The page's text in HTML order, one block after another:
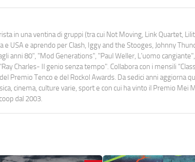
in una ventina di gruppi (tra cui Not Moving, Link Quartet,
USA e aprendo per Clash, Iggy and the Stooges, Johnny
anni 80", "Mod Generations", "Paul Weller, L’uomo cangiante",
Charles- Il genio senza tempo". Collabora con i mensili
Premio Tenco e del Rockol Awards. Da sedici anni aggiorna
cinema, culture varie, sport e con cui ha vinto il Premio Mei
dal 2003.